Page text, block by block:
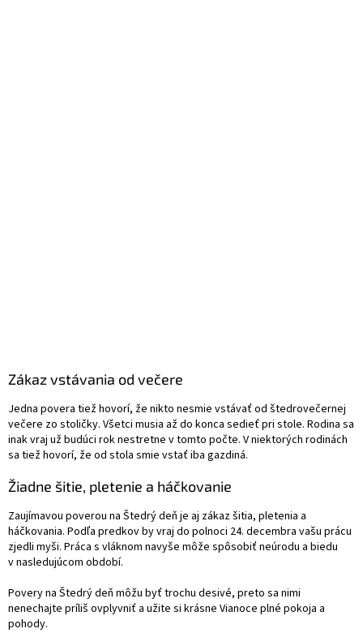
Zákaz vstávania od večere
Jedna povera tiež hovorí, že nikto nesmie vstávať od štedrovečernej
večere zo stoličky. Všetci musia až do konca sedieť pri stole. Rodina sa
inak vraj už budúci rok nestretne v tomto počte. V niektorých rodinách
sa tiež hovorí, že od stola smie vstať iba gazdiná.
Žiadne šitie, pletenie a háčkovanie
Zaujímavou poverou na Štedrý deň je aj zákaz šitia, pletenia a
háčkovania. Podľa predkov by vraj do polnoci 24. decembra vašu prácu
zjedli myši. Práca s vláknom navyše môže spôsobiť neúrodu a biedu
v nasledujúcom období.
Povery na Štedrý deň môžu byť trochu desivé, preto sa nimi
nenechajte príliš ovplyvniť a užite si krásne Vianoce plné pokoja a
pohody.